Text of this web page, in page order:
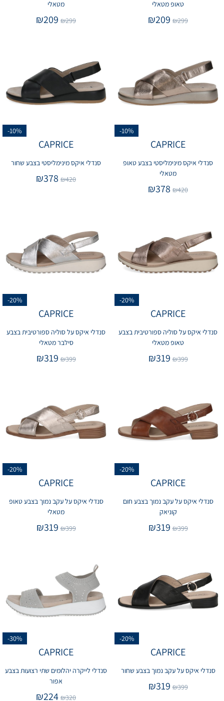
טאופ מטאלי
₪299
₪209
מטאלי
₪299
₪209
-10%
CAPRICE
סנדלי איקס מינימליסטי בצבע טאופ
מטאלי
₪420
₪378
-10%
CAPRICE
סנדלי איקס מינימליסטי בצבע שחור
₪420
₪378
-20%
CAPRICE
סנדלי איקס על סוליה ספורטיבית בצבע
טאופ מטאלי
₪399
₪319
-20%
CAPRICE
סנדלי איקס על סוליה ספורטיבית בצבע
סילבר מטאלי
₪399
₪319
-20%
CAPRICE
סנדלי איקס על עקב נמוך בצבע חום
קוניאק
₪399
₪319
-20%
CAPRICE
סנדלי איקס על עקב נמוך בצבע טאופ
מטאלי
₪399
₪319
-20%
CAPRICE
סנדלי איקס על עקב נמוך בצבע שחור
₪399
₪319
-30%
CAPRICE
סנדלי לייקרה יהלומים שתי רצועות בצבע
אפור
₪320
₪224